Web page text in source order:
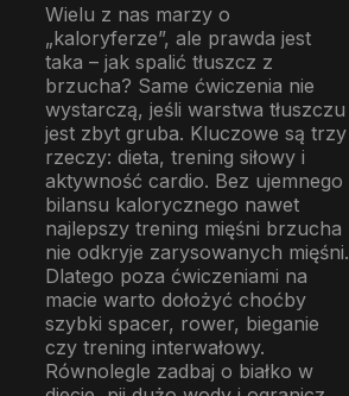
Wielu z nas marzy o
„kaloryferze”, ale prawda jest
taka – jak spalić tłuszcz z
brzucha? Same ćwiczenia nie
wystarczą, jeśli warstwa tłuszczu
jest zbyt gruba. Kluczowe są trzy
rzeczy: dieta, trening siłowy i
aktywność cardio. Bez ujemnego
bilansu kalorycznego nawet
najlepszy trening mięśni brzucha
nie odkryje zarysowanych mięśni.
Dlatego poza ćwiczeniami na
macie warto dołożyć choćby
szybki spacer, rower, bieganie
czy trening interwałowy.
Równolegle zadbaj o białko w